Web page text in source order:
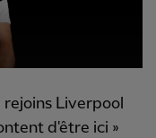
rejoins Liverpool
d'être ici »